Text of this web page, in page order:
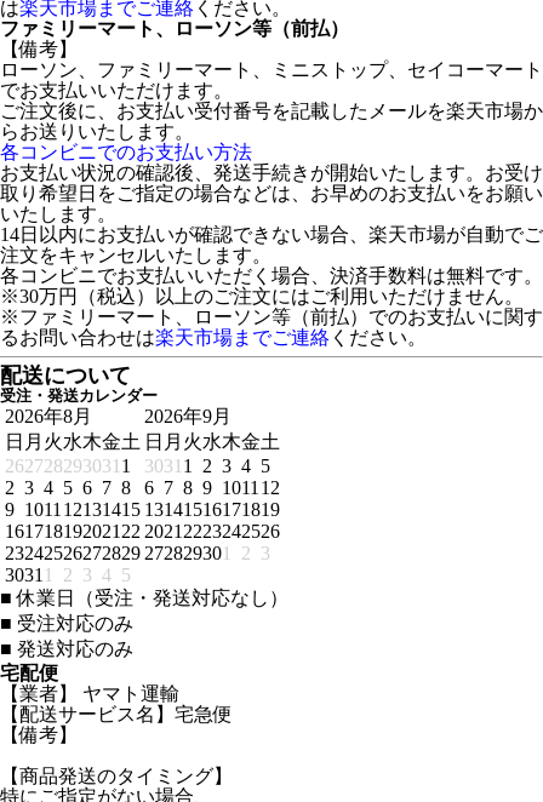
は楽天市場までご連絡 ください。
ファミリーマート、ローソン等（前払）
【備考】
ローソン、ファミリーマート、ミニストップ、セイコーマート
でお支払いいただけます。
ご注文後に、お支払い受付番号を記載したメールを楽天市場か
らお送りいたします。
各コンビニでのお支払い方法
お支払い状況の確認後、発送手続きが開始いたします。お受け
取り希望日をご指定の場合などは、お早めのお支払いをお願い
いたします。
14日以内にお支払いが確認できない場合、楽天市場が自動でご
注文をキャンセルいたします。
各コンビニでお支払いいただく場合、決済手数料は無料です。
※30万円（税込）以上のご注文にはご利用いただけません。
※ファミリーマート、ローソン等（前払）でのお支払いに関す
るお問い合わせは楽天市場までご連絡 ください。
配送について
受注・発送カレンダー
2026年8月
日 月 火水木金土
262728293031 1
2 3 4 5 6 7 8
9 1011 12131415
161718192021 22
23242526272829
3031 1 2 3 4 5
2026年9月
日 月 火水木金土
3031 1 2 3 4 5
6 7 8 9 1011 12
13141516171819
2021 2223242526
272829301 2 3
■ 休業日（受注・発送対応なし）
■ 受注対応のみ
■ 発送対応のみ
宅配便
【業者】 ヤマト運輸
【配送サービス名】宅急便
【備考】
【商品発送のタイミング】
特にご指定がない場合、